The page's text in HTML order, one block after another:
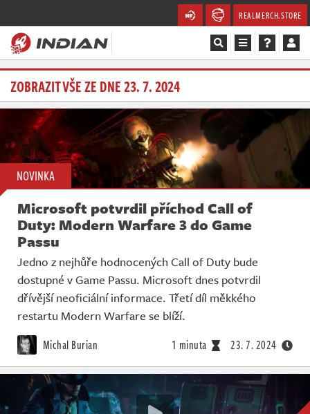
REALMERCH.STORE
Magazín
Recenze
Videa
Soutěže
Databáze
Komunita
Redakce
Živě
ZOBRAZIT VŠE ZE DNE 23. 7. 2024
NOVINKA
Microsoft potvrdil příchod Call of
Duty: Modern Warfare 3 do Game
Passu
Jedno z nejhůře hodnocených Call of Duty bude
dostupné v Game Passu. Microsoft dnes potvrdil
dřívější neoficiální informace. Třetí díl měkkého
restartu Modern Warfare se blíží.
Michal Burian 1 minuta 23. 7. 2024